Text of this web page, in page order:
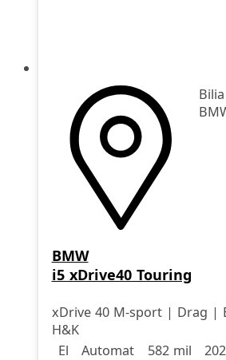
BMW
i5 xDrive40 Touring
xDrive 40 M-sport | Drag |
H&K
Drivmedel
El
Drivmedel
Automat
Miltal 582 mil
årsmodell